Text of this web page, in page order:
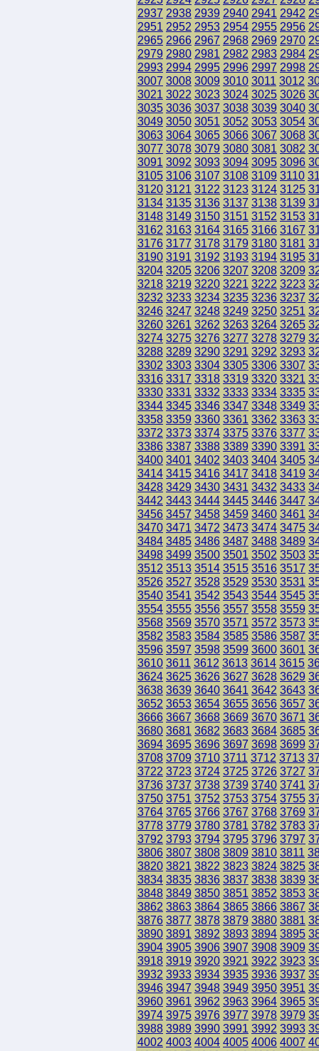
2937 2938 2939 2940 2941 2942
2951 2952 2953 2954 2955 2956
2965 2966 2967 2968 2969 2970
2979 2980 2981 2982 2983 2984
2993 2994 2995 2996 2997 2998
3007 3008 3009 3010 3011 3012
3021 3022 3023 3024 3025 3026
3035 3036 3037 3038 3039 3040
3049 3050 3051 3052 3053 3054
3063 3064 3065 3066 3067 3068
3077 3078 3079 3080 3081 3082
3091 3092 3093 3094 3095 3096
3105 3106 3107 3108 3109 3110
3120 3121 3122 3123 3124 3125
3134 3135 3136 3137 3138 3139
3148 3149 3150 3151 3152 3153
3162 3163 3164 3165 3166 3167
3176 3177 3178 3179 3180 3181
3190 3191 3192 3193 3194 3195
3204 3205 3206 3207 3208 3209
3218 3219 3220 3221 3222 3223
3232 3233 3234 3235 3236 3237
3246 3247 3248 3249 3250 3251
3260 3261 3262 3263 3264 3265
3274 3275 3276 3277 3278 3279
3288 3289 3290 3291 3292 3293
3302 3303 3304 3305 3306 3307
3316 3317 3318 3319 3320 3321
3330 3331 3332 3333 3334 3335
3344 3345 3346 3347 3348 3349
3358 3359 3360 3361 3362 3363
3372 3373 3374 3375 3376 3377
3386 3387 3388 3389 3390 3391
3400 3401 3402 3403 3404 3405
3414 3415 3416 3417 3418 3419
3428 3429 3430 3431 3432 3433
3442 3443 3444 3445 3446 3447
3456 3457 3458 3459 3460 3461
3470 3471 3472 3473 3474 3475
3484 3485 3486 3487 3488 3489
3498 3499 3500 3501 3502 3503
3512 3513 3514 3515 3516 3517
3526 3527 3528 3529 3530 3531
3540 3541 3542 3543 3544 3545
3554 3555 3556 3557 3558 3559
3568 3569 3570 3571 3572 3573
3582 3583 3584 3585 3586 3587
3596 3597 3598 3599 3600 3601
3610 3611 3612 3613 3614 3615
3624 3625 3626 3627 3628 3629
3638 3639 3640 3641 3642 3643
3652 3653 3654 3655 3656 3657
3666 3667 3668 3669 3670 3671
3680 3681 3682 3683 3684 3685
3694 3695 3696 3697 3698 3699
3708 3709 3710 3711 3712 3713
3722 3723 3724 3725 3726 3727
3736 3737 3738 3739 3740 3741
3750 3751 3752 3753 3754 3755
3764 3765 3766 3767 3768 3769
3778 3779 3780 3781 3782 3783
3792 3793 3794 3795 3796 3797
3806 3807 3808 3809 3810 3811
3820 3821 3822 3823 3824 3825
3834 3835 3836 3837 3838 3839
3848 3849 3850 3851 3852 3853
3862 3863 3864 3865 3866 3867
3876 3877 3878 3879 3880 3881
3890 3891 3892 3893 3894 3895
3904 3905 3906 3907 3908 3909
3918 3919 3920 3921 3922 3923
3932 3933 3934 3935 3936 3937
3946 3947 3948 3949 3950 3951
3960 3961 3962 3963 3964 3965
3974 3975 3976 3977 3978 3979
3988 3989 3990 3991 3992 3993
4002 4003 4004 4005 4006 4007